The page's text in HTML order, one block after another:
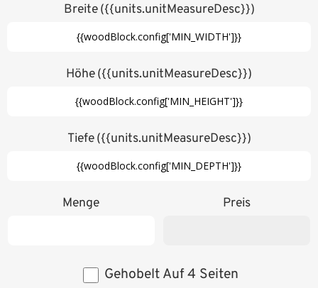
Breite({{units.unitMeasureDesc}})
Höhe({{units.unitMeasureDesc}})
Tiefe({{units.unitMeasureDesc}})
Menge Preis
Gehobelt Auf 4 Seiten